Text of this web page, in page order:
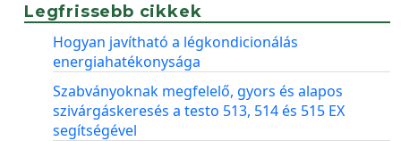
Legfrissebb cikkek
Hogyan javítható a légkondicionálás
energiahatékonysága
Szabványoknak megfelelő, gyors és alapos
szivárgáskeresés a testo 513, 514 és 515 EX
segítségével